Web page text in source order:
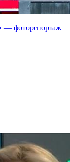
— фоторепортаж